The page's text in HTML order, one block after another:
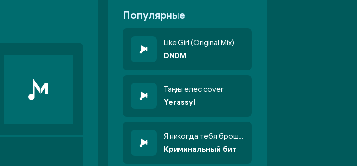
Популярные
Like Girl (Original Mix)
DNDM
Таңғы елес cover
Yerassyl
Я никогда тебя брошу никогда не кину
Криминальный бит